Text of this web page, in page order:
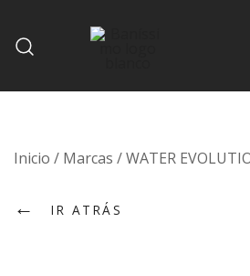
content
Baníssimo
Fine bath design
Inicio / Marcas /WATER
← IR ATRÁS